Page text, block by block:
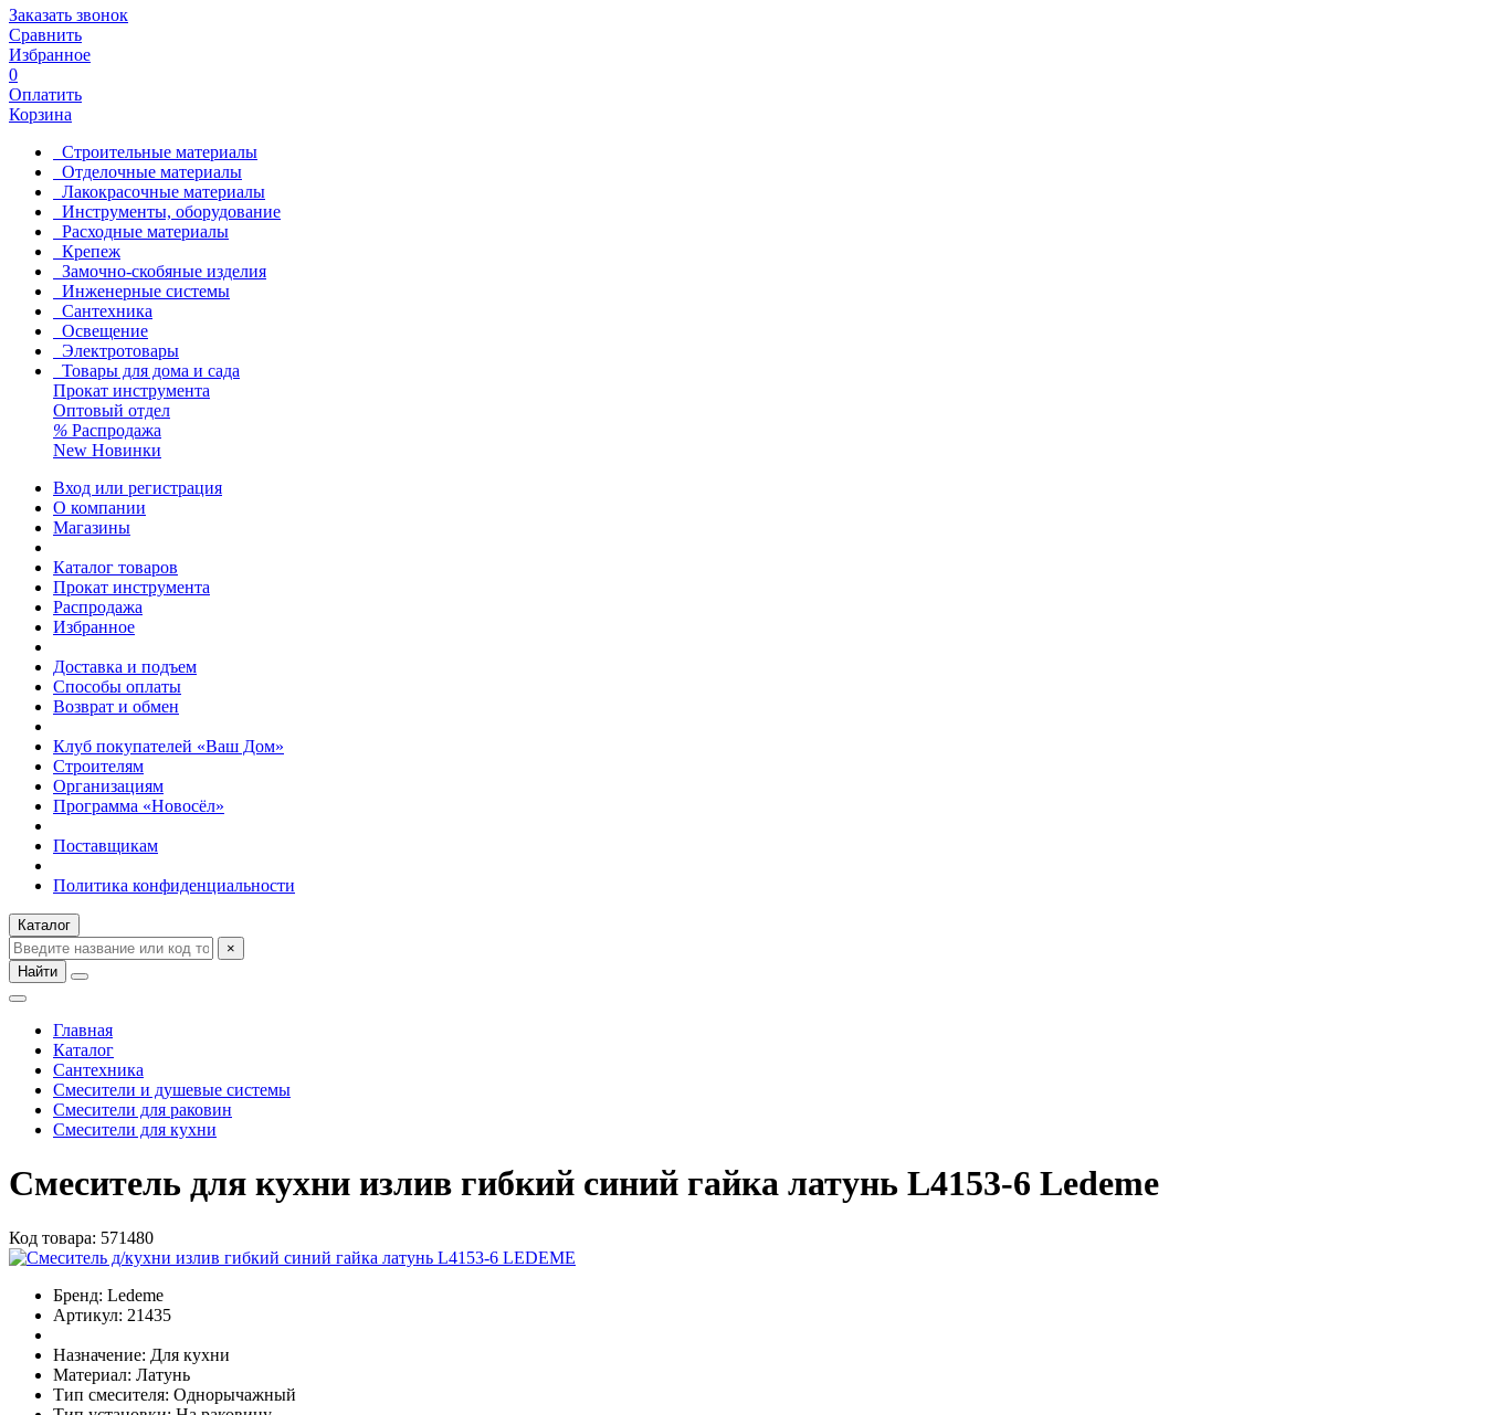
Заказать звонок
Сравнить
Избранное
0
Оплатить
Корзина
Строительные материалы
Отделочные материалы
Лакокрасочные материалы
Инструменты, оборудование
Расходные материалы
Крепеж
Замочно-скобяные изделия
Инженерные системы
Сантехника
Освещение
Электротовары
Товары для дома и сада
Прокат инструмента
Оптовый отдел
% Распродажа
New Новинки
Вход или регистрация
О компании
Магазины
Каталог товаров
Прокат инструмента
Распродажа
Избранное
Доставка и подъем
Способы оплаты
Возврат и обмен
Клуб покупателей «Ваш Дом»
Строителям
Организациям
Программа «Новосёл»
Поставщикам
Политика конфиденциальности
Каталог
×
Найти
Главная
Каталог
Сантехника
Смесители и душевые системы
Смесители для раковин
Смесители для кухни
Смеситель для кухни излив гибкий синий гайка латунь L4153-6 Ledeme
Код товара: 571480
Бренд: Ledeme
Артикул: 21435
Назначение: Для кухни
Материал: Латунь
Тип смесителя: Однорычажный